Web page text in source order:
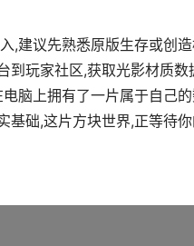
,建议先熟悉原版生存或创
到玩家社区,获取光影材质数
脑上拥有了一片属于自己
基础,这片方块世界,正等待